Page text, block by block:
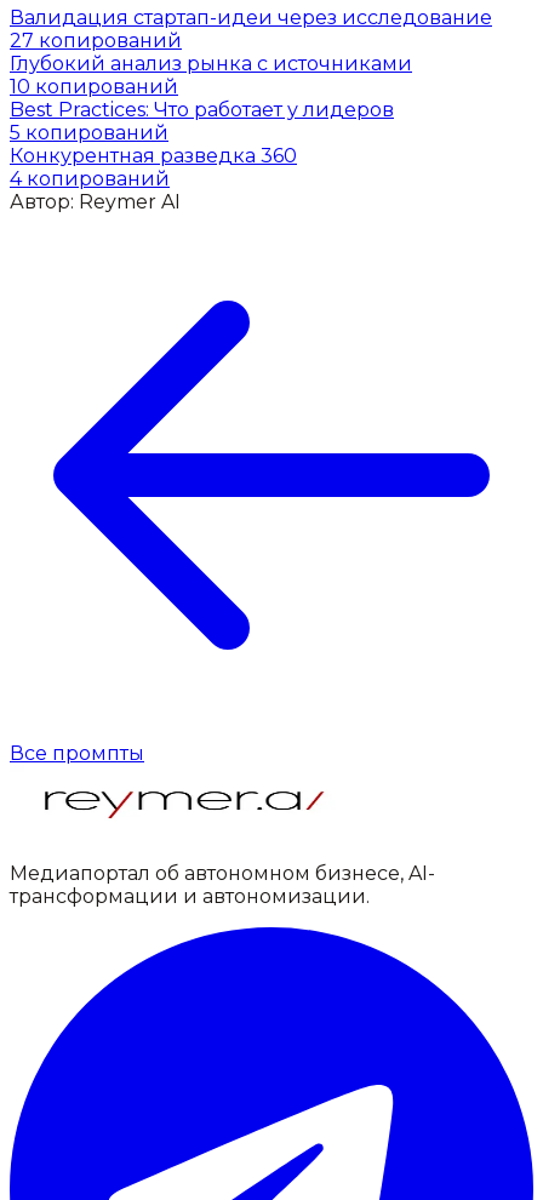
Валидация стартап-идеи через исследование
27 копирований
Глубокий анализ рынка с источниками
10 копирований
Best Practices: Что работает у лидеров
5 копирований
Конкурентная разведка 360
4копирований
Автор: Reymer AI
Все промпты
Медиапортал об автономном бизнесе, AI-
трансформации и автономизации.